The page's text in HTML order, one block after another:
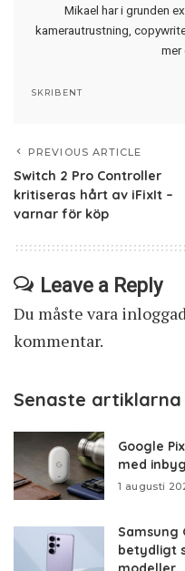
Mikael har i grunden
kamerautrustning,
mer
SKRIBENT
PREVIOUS ARTICLE
Switch 2 Pro Controller
kritiseras hårt av iFixIt –
varnar för köp
Leave a Reply
Du måste vara inloggad
kommentar.
Senaste artiklarna
Google
med
1 augusti
Samsung
betydligt
modeller